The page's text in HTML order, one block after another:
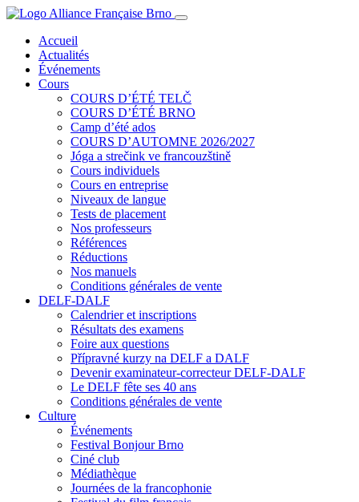
Accueil
Actualités
Événements
Cours
COURS D’ÉTÉ TELČ
COURS D’ÉTÉ BRNO
Camp d’été ados
COURS D’AUTOMNE 2026/2027
Jóga a strečink ve francouzštině
Cours individuels
Cours en entreprise
Niveaux de langue
Tests de placement
Nos professeurs
Références
Réductions
Nos manuels
Conditions générales de vente
DELF-DALF
Calendrier et inscriptions
Résultats des examens
Foire aux questions
Přípravné kurzy na DELF a DALF
Devenir examinateur-correcteur DELF-DALF
Le DELF fête ses 40 ans
Conditions générales de vente
Culture
Événements
Festival Bonjour Brno
Ciné club
Médiathèque
Journées de la francophonie